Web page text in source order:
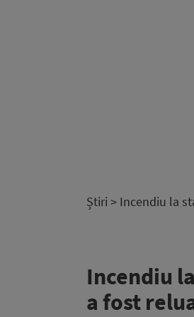
Știri > Incendiu la
Incendiu
a fost